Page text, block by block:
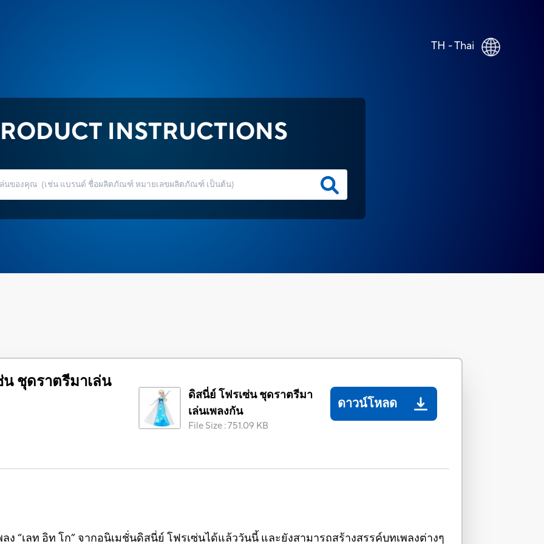
TH - Thai
INSTRUCTIONS
ชุดราตรีมาเล่น
ดิสนี่ย์ โฟรเซ่น ชุดราตรีมา
เล่นเพลงกัน
File Size :751.09 KB
ดาวน์โหลด
“เลท อิท โก” จากอนิเมชั่นดิสนี่ย์ โฟรเซ่นได้แล้ววันนี้ และยังสามารถสร้างสรรค์บทเพลงต่างๆ